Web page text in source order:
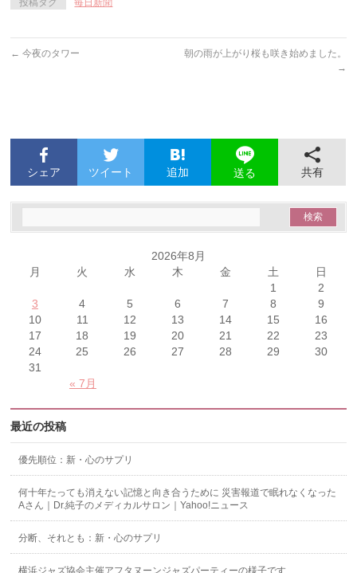
投稿タグ 毎日新聞
← 今夜のタワー
朝の雨が上がり桜も咲き始めました。
→
シェア ツイート 追加 送る 共有
2026年8月
月
火 水 木 金 土 日
« 7月
1
2
3
4 5 6 7 8
9
10
11 12 13 14 15
16
17
18 19 20 21 22
23
24
25 26 27 28 29
30
31
最近の投稿
優先順位：新・心のサプリ
何十年たっても消えない記憶と向き合うために 災害報道で眠れなくなった
Aさん｜Dr.純子のメディカルサロン｜Yahoo!ニュース
分断、それとも：新・心のサプリ